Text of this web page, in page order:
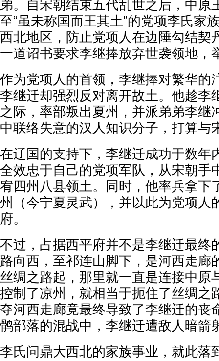
弟。自宋朝结束五代乱世之后，中原
至“虽未称国而王其土”的党项李氏家
西北地区，防止党项人在边陲勾结契
一道诏书要求李继捧放弃世袭领地，
作为党项人的首领，李继捧对繁华的
李继迁却强烈反对离开故土。他趁李
之际，率部叛出夏州，并派弟弟李继
中联络失意的汉人知识分子，打算与
在辽国的支持下，李继迁成功于数年
全效忠于自己的党项军队，从宋朝手
宥四州八县领土。同时，他率兵拿下
州（今宁夏灵武），并以此为党项人
府。
不过，占据西平府并不是李继迁最终
路向西，至祁连山脚下，是河西走廊
丝绸之路起，那里就一直是连接中原
控制了凉州，就相当于扼住了丝绸之
夺河西走廊竟最终导致了李继迁的丧
鹘部落的混战中，李继迁遭敌人暗箭
李氏问鼎大西北的家族事业，就此落